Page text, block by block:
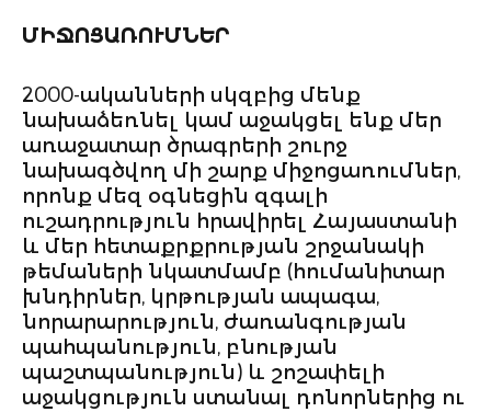
ՍՏԵՂԾԱՐԱՐ
ԵՎ ԿՐԹՈՒԹՅԱՆ
ՄԻՋՈՑԱՌՈՒՄՆԵՐ
2000-ականների սկզբից մենք
նախաձեռնել կամ աջակցել ենք մեր
առաջատար ծրագրերի շուրջ
նախագծվող մի շարք միջոցառումներ,
որոնք մեզ օգնեցին զգալի
ուշադրություն հրավիրել Հայաստանի
և մեր հետաքրքրության շրջանակի
թեմաների նկատմամբ (հումանիտար
խնդիրներ, կրթության ապագա,
նորարարություն, ժառանգության
պահպանություն, բնության
պաշտպանություն) և շոշափելի
աջակցություն ստանալ դոնորներից ու